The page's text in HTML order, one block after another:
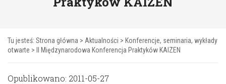
Tu jesteś: Strona główna > Aktualności > Konferencje, seminaria, wykłady
otwarte > II Międzynarodowa Konferencja Praktyków KAIZEN
Opublikowano: 2011-05-27